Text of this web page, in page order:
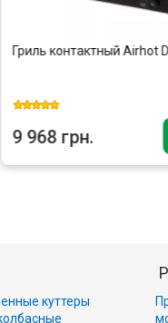
Гриль контактный Airhot
9 968 грн.
куттеры